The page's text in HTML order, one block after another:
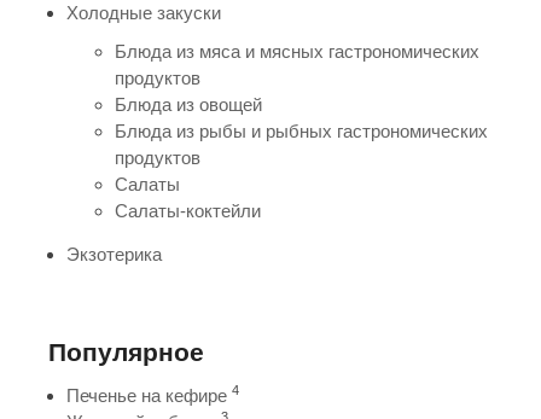
Холодные закуски
Блюда из мяса и мясных гастрономических
продуктов
Блюда из овощей
Блюда из рыбы и рыбных гастрономических
продуктов
Салаты
Салаты-коктейли
Экзотерика
Популярное
Печенье на кефире 4